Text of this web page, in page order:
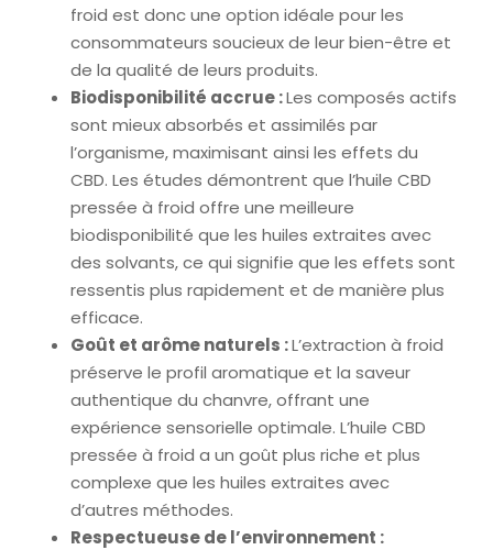
froid est donc une option idéale pour les
consommateurs soucieux de leur bien-être et
de la qualité de leurs produits.
Biodisponibilité accrue :Les composés actifs
sont mieux absorbés et assimilés par
l’organisme, maximisant ainsi les effets du
CBD. Les études démontrent que l’huile CBD
pressée à froid offre une meilleure
biodisponibilité que les huiles extraites avec
des solvants, ce qui signifie que les effets sont
ressentis plus rapidement et de manière plus
efficace.
Goût et arôme naturels :L’extraction à froid
préserve le profil aromatique et la saveur
authentique du chanvre, offrant une
expérience sensorielle optimale. L’huile CBD
pressée à froid a un goût plus riche et plus
complexe que les huiles extraites avec
d’autres méthodes.
Respectueuse de l’environnement :